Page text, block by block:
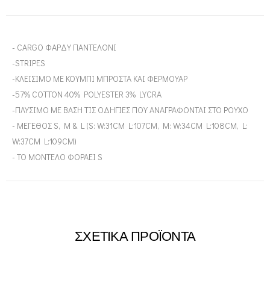
- CARGO ΦΑΡΔΥ ΠΑΝΤΕΛΟΝΙ
-STRIPES
-ΚΛΕΙΣΙΜΟ ΜΕ ΚΟΥΜΠΙ ΜΠΡΟΣΤΑ ΚΑΙ ΦΕΡΜΟΥΑΡ
-57% COTTON 40% POLYESTER 3% LYCRA
-ΠΛΥΣΙΜΟ ΜΕ ΒΑΣΗ ΤΙΣ ΟΔΗΓΙΕΣ ΠΟΥ ΑΝΑΓΡΑΦΟΝΤΑΙ ΣΤΟ ΡΟΥΧΟ
- ΜΕΓΕΘΟΣ S, M & L (S: W:31CM L:107CM, M: W:34CM L:108CM, L:
W:37CM L:109CM)
- ΤΟ ΜΟΝΤΕΛΟ ΦΟΡΑΕΙ S
ΣΧΕΤΙΚΑ ΠΡΟΪΟΝΤΑ